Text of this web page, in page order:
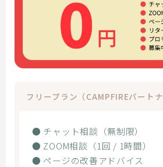
フリープラン（CAMPFIREパート
● チャット相談（無制限）
● ZOOM相談（1回 / 1時間）
● ページの改善アドバイス